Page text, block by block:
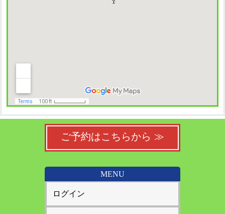
ご予約はこちらから ≫
MENU
ログイン